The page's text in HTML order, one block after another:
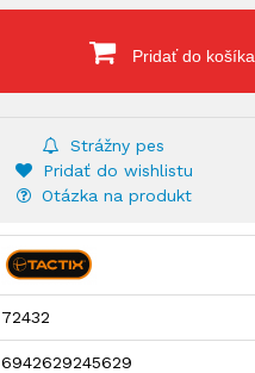
Pridať do košíka
Strážny pes
Pridať do wishlistu
Otázka na produkt
72432
6942629245629